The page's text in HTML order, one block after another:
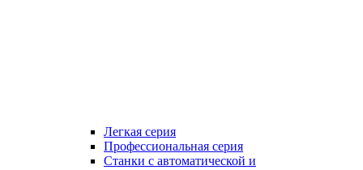
Легкая серия
Профессиональная серия
Станки с автоматической и